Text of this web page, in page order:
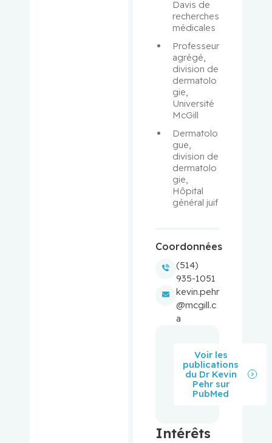
Davis de
recherches
médicales
Professeur
agrégé,
division de
dermatolo
gie,
Université
McGill
Dermatolo
gue,
division de
dermatolo
gie,
Hôpital
général juif
Coordonnées
(514)
935-1051
kevin.pehr
@mcgill.c
a
Voir les
publications
du Dr Kevin
Pehr sur
PubMed
Intérêts